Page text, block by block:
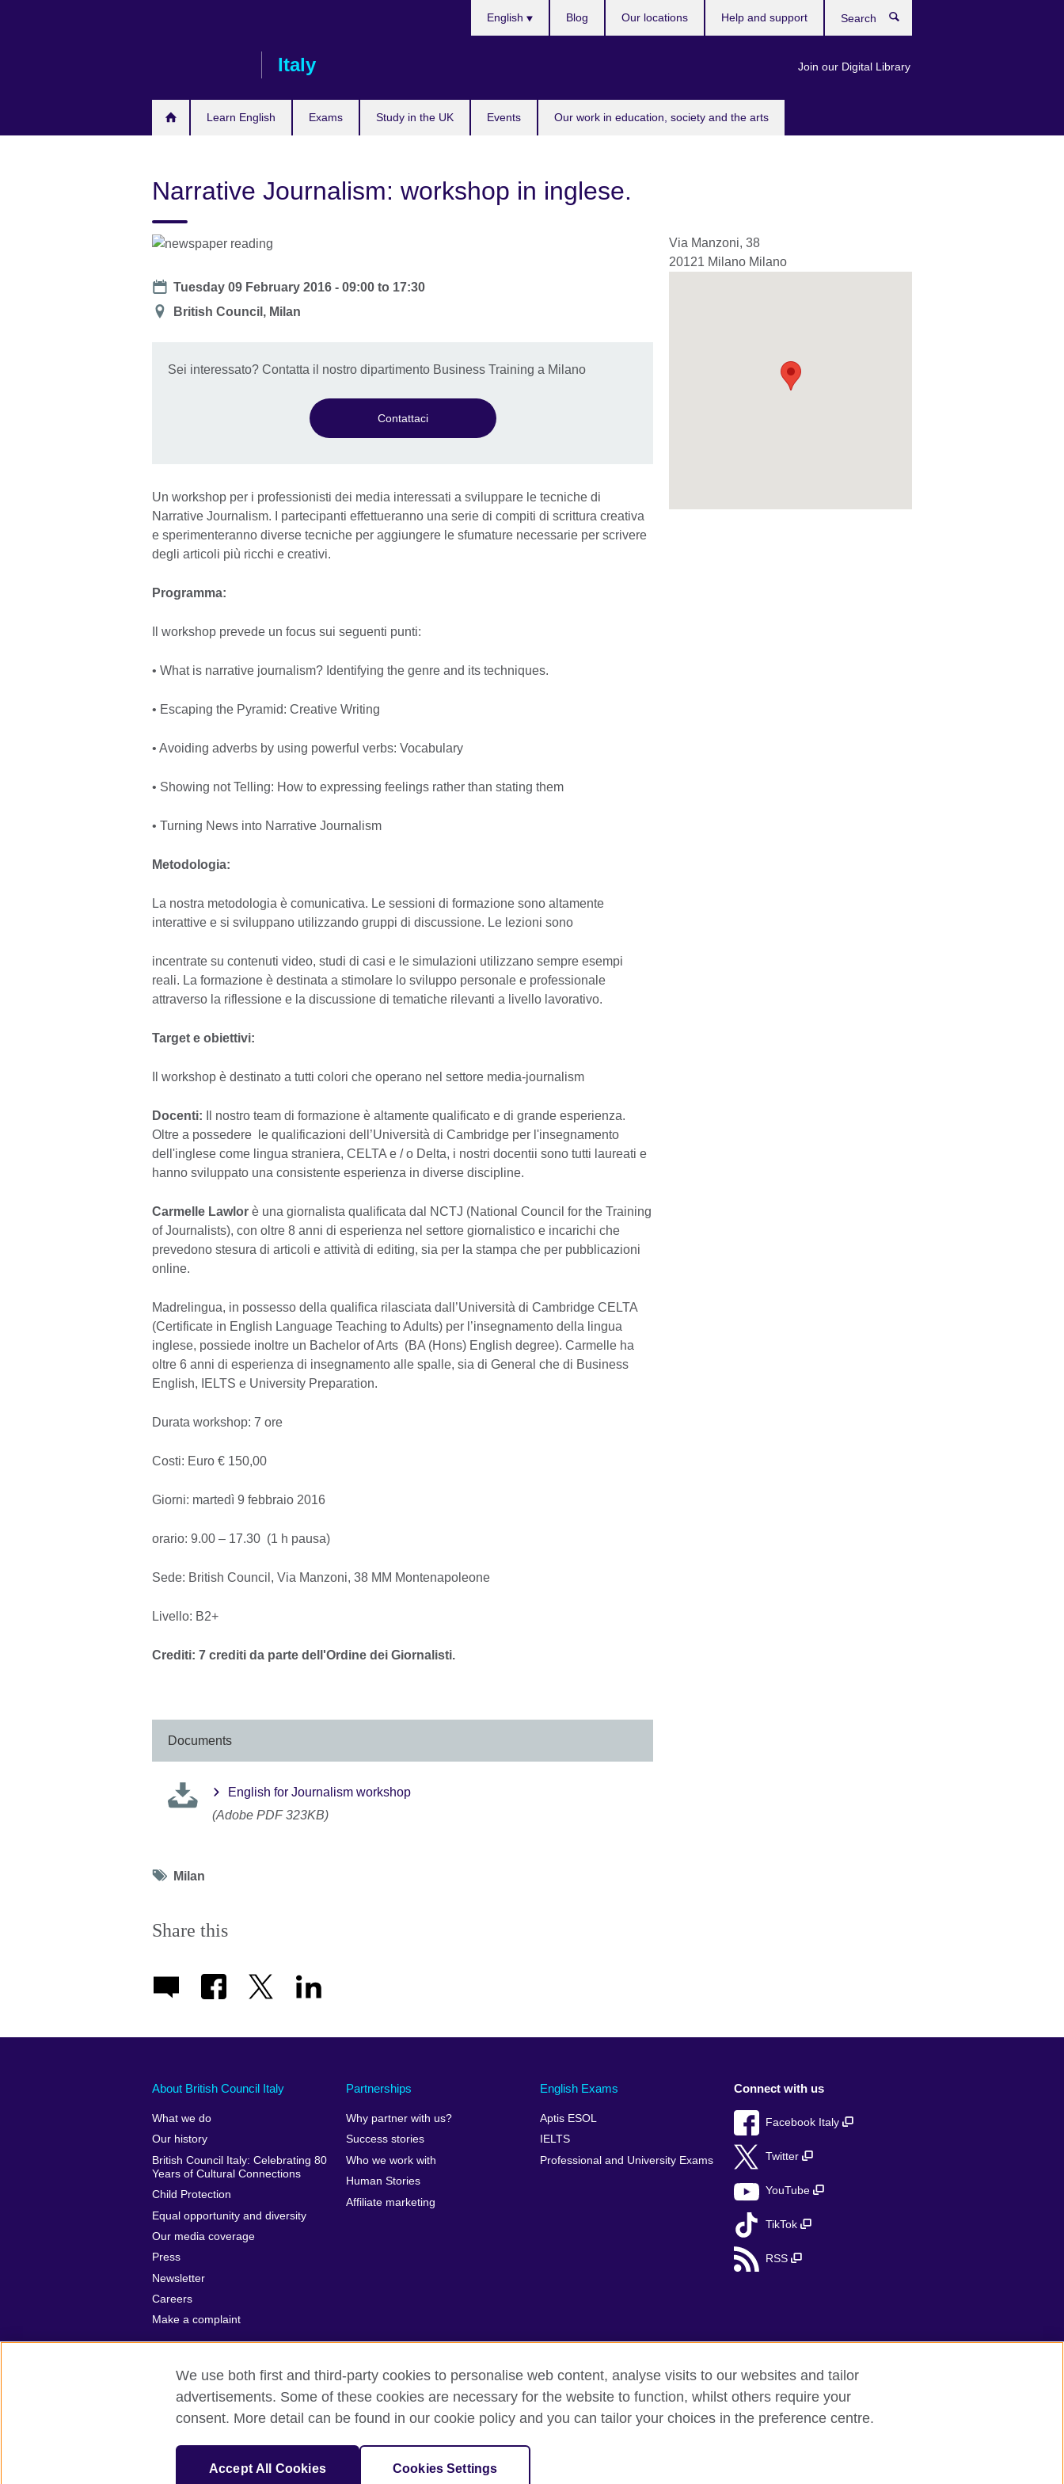
Italy
Learn English Exams Study in the UK Events Our work in education, society and the arts
English
Join our Digital Library
Blog Our locations Help and support
Narrative Journalism: workshop in inglese.
Date
Tuesday 09 February 2016 -09:00 to 17:30
Location
British Council, Milan
Sei interessato? Contatta il nostro dipartimento Business Training a Milano
Contattaci
Un workshop per i professionisti dei media interessati a sviluppare le tecniche di
Narrative Journalism. I partecipanti effettueranno una serie di compiti di scrittura creativa
e sperimenteranno diverse tecniche per aggiungere le sfumature necessarie per scrivere
degli articoli più ricchi e creativi.
Programma:
Il workshop prevede un focus sui seguenti punti:
• What is narrative journalism? Identifying the genre and its techniques.
• Escaping the Pyramid: Creative Writing
• Avoiding adverbs by using powerful verbs: Vocabulary
• Showing not Telling: How to expressing feelings rather than stating them
• Turning News into Narrative Journalism
Metodologia:
La nostra metodologia è comunicativa. Le sessioni di formazione sono altamente
interattive e si sviluppano utilizzando gruppi di discussione. Le lezioni sono
incentrate su contenuti video, studi di casi e le simulazioni utilizzano sempre esempi
reali. La formazione è destinata a stimolare lo sviluppo personale e professionale
attraverso la riflessione e la discussione di tematiche rilevanti a livello lavorativo.
Target e obiettivi:
Il workshop è destinato a tutti colori che operano nel settore media-journalism
Docenti:
Il nostro team di formazione è altamente qualificato e di grande esperienza.
Oltre a possedere le qualificazioni dell’Università di Cambridge per l'insegnamento
dell'inglese come lingua straniera, CELTA e / o Delta, i nostri docentii sono tutti laureati e
hanno sviluppato una consistente esperienza in diverse discipline.
Carmelle Lawlor è una giornalista qualificata dal NCTJ (National Council for the Training
of Journalists), con oltre 8 anni di esperienza nel settore giornalistico e incarichi che
prevedono stesura di articoli e attività di editing, sia per la stampa che per pubblicazioni
online.
Madrelingua, in possesso della qualifica rilasciata dall’Università di Cambridge CELTA
(Certificate in English Language Teaching to Adults) per l’insegnamento della lingua
inglese, possiede inoltre un Bachelor of Arts (BA (Hons) English degree). Carmelle ha
oltre 6 anni di esperienza di insegnamento alle spalle, sia di General che di Business
English, IELTS e University Preparation.
Durata workshop: 7 ore
Costi: Euro € 150,00
Giorni: martedì 9 febbraio 2016
orario: 9.00 – 17.30 (1 h pausa)
Sede: British Council, Via Manzoni, 38 MM Montenapoleone
Livello: B2+
Crediti: 7 crediti da parte dell'Ordine dei Giornalisti.
Documents
English for Journalism workshop
(Adobe PDF 323KB)
Tag
Milan
Share this
Via Manzoni, 38
20121 Milano Milano
About British Council Italy
What we do
Our history
British Council Italy: Celebrating 80
Years of Cultural Connections
Child Protection
Equal opportunity and diversity
Our media coverage
Press
Newsletter
Careers
Make a complaint
Partnerships
Why partner with us?
Success stories
Who we work with
Human Stories
Affiliate marketing
English Exams
Aptis ESOL
IELTS
Professional and University Exams
Connect with us
Facebook Italy
Twitter
YouTube
TikTok
RSS
British Council global Privacy and terms Accessibility Cookies Sitemap Help and support
SC037733 (Scotland)
We use both first and third-party cookies to personalise web content, analyse visits to our websites and tailor
advertisements. Some of these cookies are necessary for the website to function, whilst others require your
consent. More detail can be found in our cookie policy and you can tailor your choices in the preference centre.
Accept All Cookies Cookies Settings